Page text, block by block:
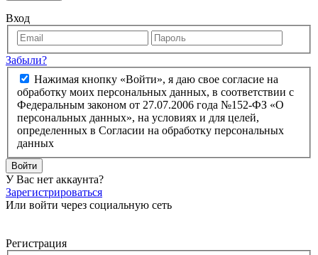
Вход
Забыли?
Нажимая кнопку «Войти», я даю свое согласие на
обработку моих персональных данных, в соответствии с
Федеральным законом от 27.07.2006 года №152-ФЗ «О
персональных данных», на условиях и для целей,
определенных в Согласии на обработку персональных
данных
Войти
У Вас нет аккаунта?
Зарегистрироваться
Или войти через социальную сеть
Регистрация